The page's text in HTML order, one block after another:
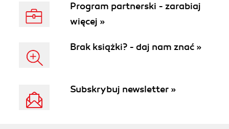
Program partnerski - zarabiaj
więcej »
Brak książki? - daj nam znać »
Subskrybuj newsletter »